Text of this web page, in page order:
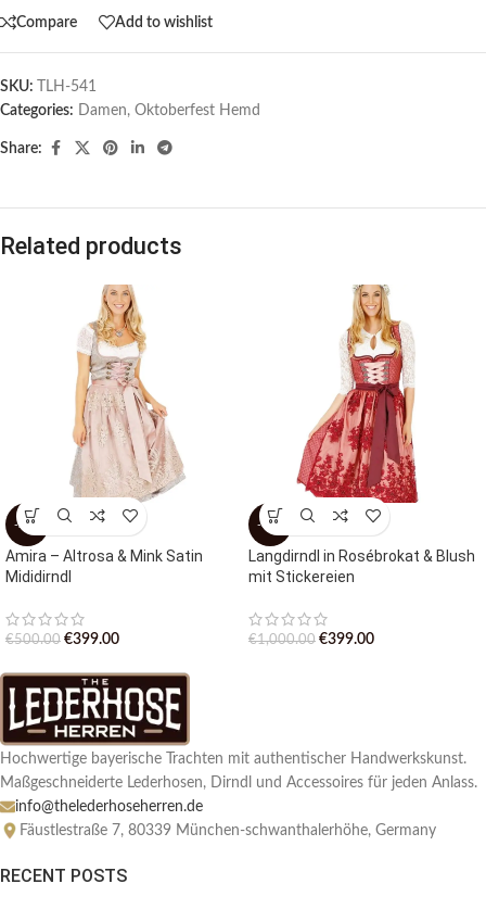
Compare Add to wishlist
SKU:
TLH-541
Categories: Damen, Oktoberfest Hemd
Share:
Related products
-20%
Amira – Altrosa & Mink Satin
Mididirndl
€500.00 €399.00
-60%
Langdirndl in Rosébrokat & Blush
mit Stickereien
€1,000.00 €399.00
Hochwertige bayerische Trachten mit authentischer Handwerkskunst.
Maßgeschneiderte Lederhosen, Dirndl und Accessoires für jeden Anlass.
info@thelederhoseherren.de
Fäustlestraße 7, 80339 München-schwanthalerhöhe, Germany
RECENT POSTS